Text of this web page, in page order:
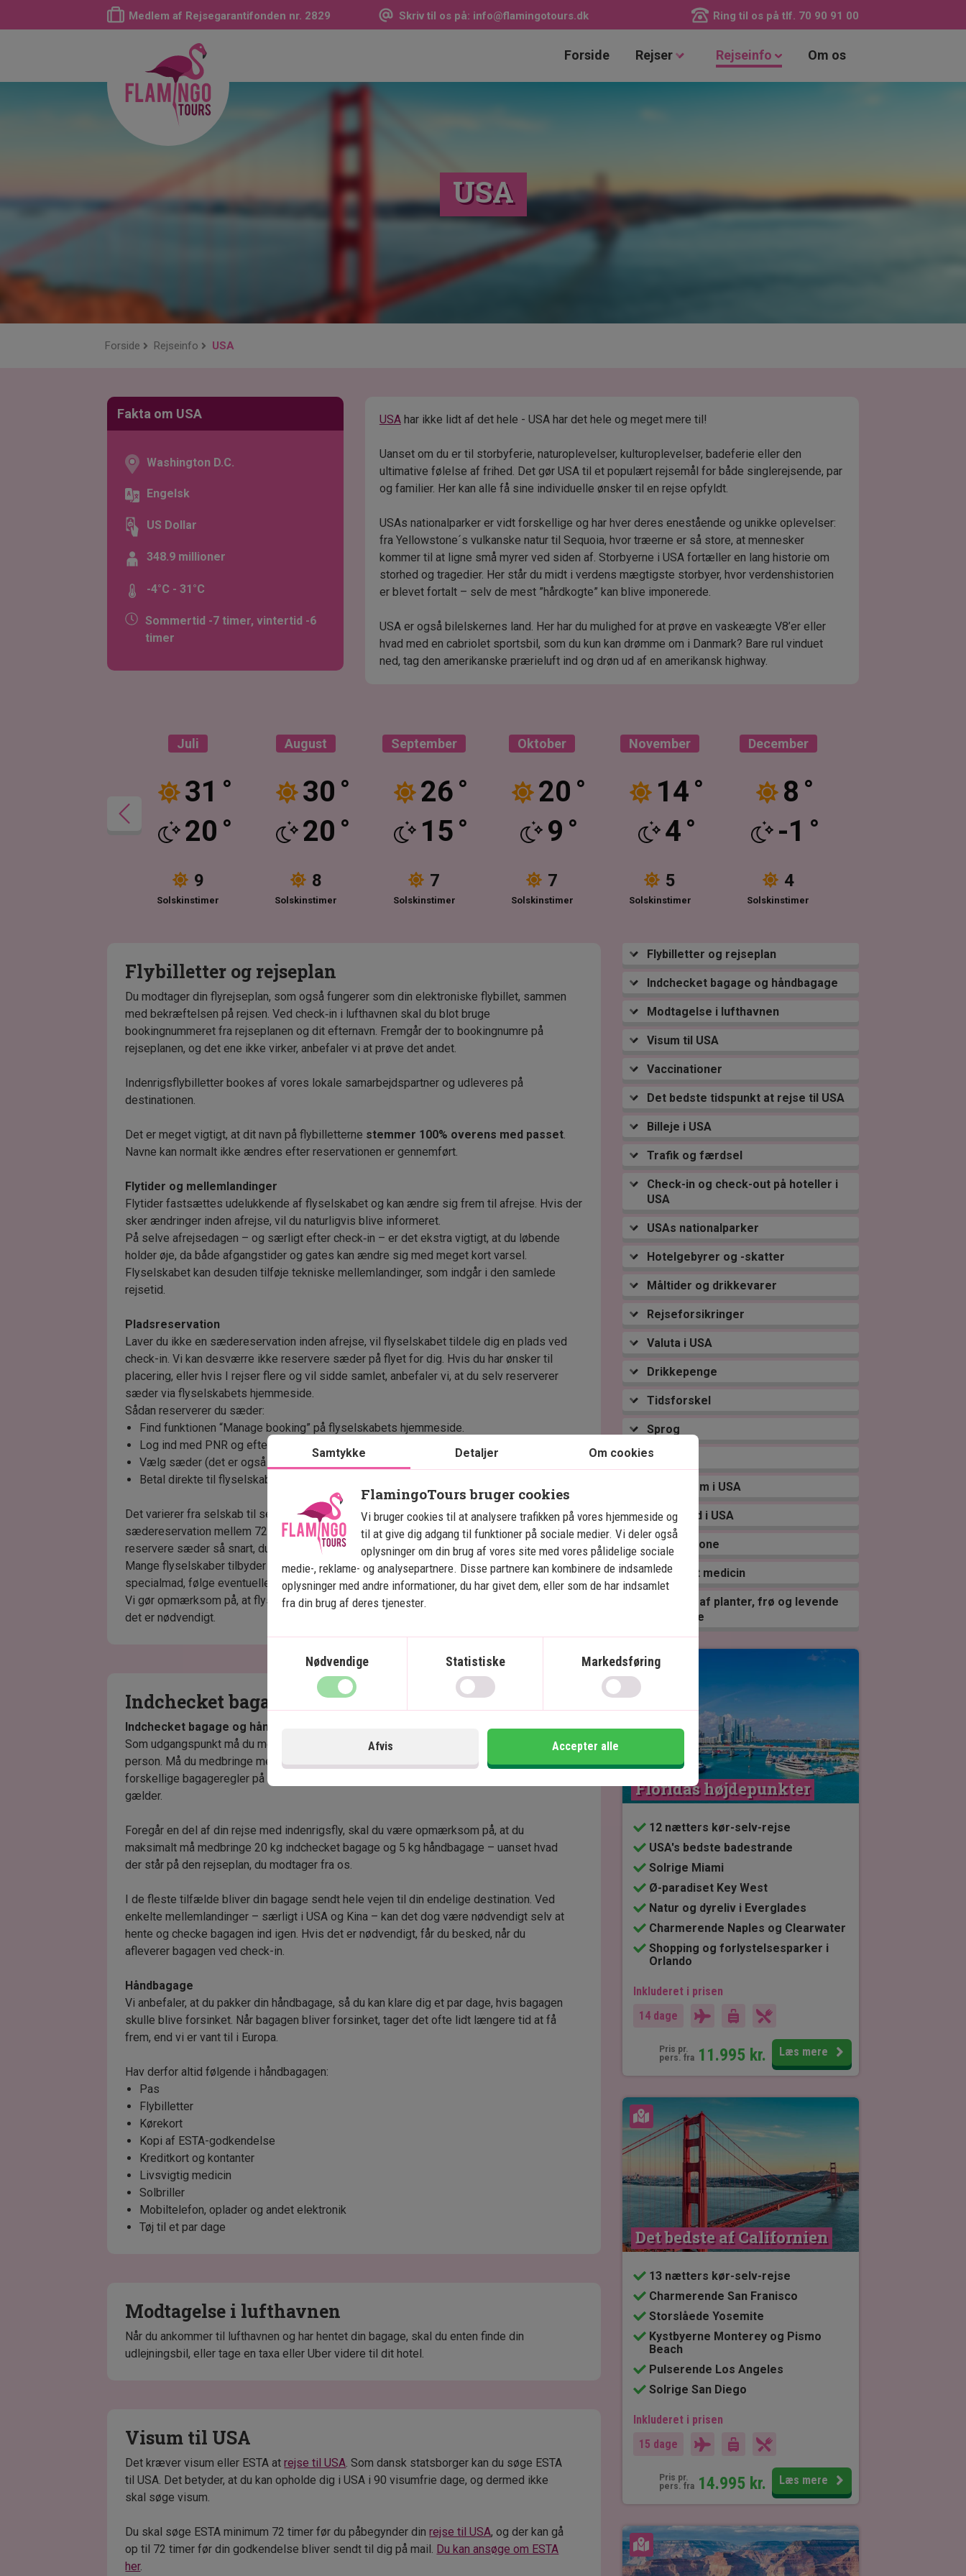
Medlem af Rejsegarantifonden nr. 2829 Skriv til os på: info@flamingotours.dk Ring til os på tlf. 70 90 91 00
Forside Rejser Rejseinfo Om os
USA
Forside Rejseinfo USA
Fakta om USA
Washington D.C.
Engelsk
US Dollar
348.9 millioner
-4°C - 31°C
Sommertid -7 timer, vintertid -6
timer
USAhar ikke lidt af det hele - USA har det hele og meget mere til!
Uanset om du er til storbyferie, naturoplevelser, kulturoplevelser, badeferie eller den
ultimative følelse af frihed. Det gør USA til et populært rejsemål for både singlerejsende, par
og familier. Her kan alle få sine individuelle ønsker til en rejse opfyldt.
USAs nationalparker er vidt forskellige og har hver deres enestående og unikke oplevelser:
fra Yellowstone´s vulkanske natur til Sequoia, hvor træerne er så store, at mennesker
kommer til at ligne små myrer ved siden af. Storbyerne i USA fortæller en lang historie om
storhed og tragedier. Her står du midt i verdens mægtigste storbyer, hvor verdenshistorien
er blevet fortalt – selv de mest ”hårdkogte” kan blive imponerede.
USA er også bilelskernes land. Her har du mulighed for at prøve en vaskeægte V8’er eller
hvad med en cabriolet sportsbil, som du kun kan drømme om i Danmark? Bare rul vinduet
ned, tag den amerikanske prærieluft ind og drøn ud af en amerikansk highway.
Juli
31 °
20 °
9
Solskinstimer
August
30 °
20 °
8
Solskinstimer
September
26 °
15 °
7
Solskinstimer
Oktober
20 °
9 °
7
Solskinstimer
November
14 °
4 °
5
Solskinstimer
December
8 °
-1 °
4
Solskinstimer
Flybilletter og rejseplan
Du modtager din flyrejseplan, som også fungerer som din elektroniske flybillet, sammen
med bekræftelsen på rejsen. Ved check‑in i lufthavnen skal du blot bruge
bookingnummeret fra rejseplanen og dit efternavn. Fremgår der to bookingnumre på
rejseplanen, og det ene ikke virker, anbefaler vi at prøve det andet.
Indenrigsflybilletter bookes af vores lokale samarbejdspartner og udleveres på
destinationen.
Det er meget vigtigt, at dit navn på flybilletterne stemmer 100% overens med passet.
Navne kan normalt ikke ændres efter reservationen er gennemført.
Flytider og mellemlandinger
Flytider fastsættes udelukkende af flyselskabet og kan ændre sig frem til afrejse. Hvis der
sker ændringer inden afrejse, vil du naturligvis blive informeret.
På selve afrejsedagen – og særligt efter check‑in – er det ekstra vigtigt, at du løbende
holder øje, da både afgangstider og gates kan ændre sig med meget kort varsel.
Flyselskabet kan desuden tilføje tekniske mellemlandinger, som indgår i den samlede
rejsetid.
Pladsreservation
Laver du ikke en sædereservation inden afrejse, vil flyselskabet tildele dig en plads ved
check-in. Vi kan desværre ikke reservere sæder på flyet for dig. Hvis du har ønsker til
placering, eller hvis I rejser flere og vil sidde samlet, anbefaler vi, at du selv reserverer
sæder via flyselskabets hjemmeside.
Sådan reserverer du sæder:
Find funktionen “Manage booking” på flyselskabets hjemmeside.
Log ind med PNR og efternavn. PNR finder du på den tilsendte itinerary (i højre side).
Vælg sæder (det er også her, du kan tilkøbe ekstra benplads eller anden komfort).
Betal direkte til flyselskabet.
Det varierer fra selskab til selskab, hvornår du kan reservere pladser. De fleste åbner for
sædereservation mellem 72 og 24 timer før afgang. Vi anbefaler, at du forsøger at
reservere sæder så snart, du modtager bekræftelsen på din rejse.
Mange flyselskaber tilbyder desuden en app, hvor du kan vælge sæder, bestille
specialmad, følge eventuelle tidsændringer og få notifikationer direkte på telefonen.
Vi gør opmærksom på, at flyselskabet har ret til at foretage ændringer, hvis de vurderer, at
det er nødvendigt.
Indchecket bagage og håndbagage
Indchecket bagage og håndbagage
Som udgangspunkt må du medbringe 20 kg indchecket bagage og 5 kg håndbagage pr.
person. Må du medbringe mere eller mindre, vil det fremgå af din rejseplan. Hvis der er
forskellige bagageregler på dine flystrækninger, er det altid den laveste vægt, der
gælder.
Foregår en del af din rejse med indenrigsfly, skal du være opmærksom på, at du
maksimalt må medbringe 20 kg indchecket bagage og 5 kg håndbagage – uanset hvad
der står på den rejseplan, du modtager fra os.
I de fleste tilfælde bliver din bagage sendt hele vejen til din endelige destination. Ved
enkelte mellemlandinger – særligt i USA og Kina – kan det dog være nødvendigt selv at
hente og checke bagagen ind igen. Hvis det er nødvendigt, får du besked, når du
afleverer bagagen ved check-in.
Håndbagage
Vi anbefaler, at du pakker din håndbagage, så du kan klare dig et par dage, hvis bagagen
skulle blive forsinket. Når bagagen bliver forsinket, tager det ofte lidt længere tid at få
frem, end vi er vant til i Europa.
Hav derfor altid følgende i håndbagagen:
Pas
Flybilletter
Kørekort
Kopi af ESTA-godkendelse
Kreditkort og kontanter
Livsvigtig medicin
Solbriller
Mobiltelefon, oplader og andet elektronik
Tøj til et par dage
Modtagelse i lufthavnen
Når du ankommer til lufthavnen og har hentet din bagage, skal du enten finde din
udlejningsbil, eller tage en taxa eller Uber videre til dit hotel.
Visum til USA
Det kræver visum eller ESTA atrejse til USA. Som dansk statsborger kan du søge ESTA
til USA. Det betyder, at du kan opholde dig i USA i 90 visumfrie dage, og dermed ikke
skal søge visum.
Du skal søge ESTA minimum 72 timer før du påbegynder dinrejse til USA, og der kan gå
op til 72 timer før din godkendelse bliver sendt til dig på mail. Du kan ansøge om ESTA
her.
Flybilletter og rejseplan
Indchecket bagage og håndbagage
Modtagelse i lufthavnen
Visum til USA
Vaccinationer
Det bedste tidspunkt at rejse til USA
Billeje i USA
Trafik og færdsel
Check-in og check-out på hoteller i
USA
USAs nationalparker
Hotelgebyrer og -skatter
Måltider og drikkevarer
Rejseforsikringer
Valuta i USA
Drikkepenge
Tidsforskel
Sprog
eSIM
El og strøm i USA
Sikkerhed i USA
Takt og Tone
Medbragt medicin
Indførsel af planter, frø og levende
plantedele
Se kort
Floridas højdepunkter
Inkluderet i prisen
14 dage
12 nætters kør-selv-rejse
USA's bedste badestrande
Solrige Miami
Ø-paradiset Key West
Natur og dyreliv i Everglades
Charmerende Naples og Clearwater
Shopping og forlystelsesparker i
Orlando
Pris pr.
pers. fra 11.995 kr. Læs mere
Se kort
Det bedste af Californien
Inkluderet i prisen
15 dage
13 nætters kør-selv-rejse
Charmerende San Franisco
Storslåede Yosemite
Kystbyerne Monterey og Pismo
Beach
Pulserende Los Angeles
Solrige San Diego
Pris pr.
pers. fra 14.995 kr. Læs mere
Se kort
Samtykke Detaljer Om cookies
FlamingoTours bruger cookies
Vi bruger cookies til at analysere trafikken på vores hjemmeside og
til at give dig adgang til funktioner på sociale medier. Vi deler også
oplysninger om din brug af vores site med vores pålidelige sociale
medie-, reklame- og analysepartnere. Disse partnere kan kombinere de indsamlede
oplysninger med andre informationer, du har givet dem, eller som de har indsamlet
fra din brug af deres tjenester.
Nødvendige Statistiske Markedsføring
Afvis Accepter alle